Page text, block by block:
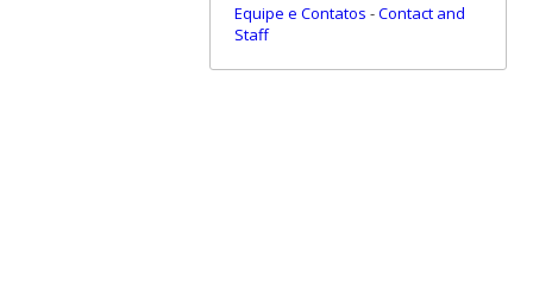
Equipe e Contatos -Contact and
Staff